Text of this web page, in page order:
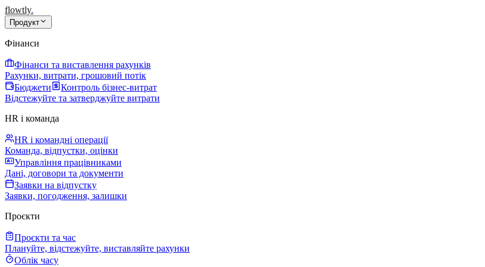
flowtly.
Продукт
Фінанси
Фінанси та виставлення рахунків
Рахунки, витрати, грошовий потік
Бюджети
Контроль бізнес-витрат
Відстежуйте та затверджуйте витрати
HR і команда
HR і командні операції
Команда, відпустки, оцінки
Управління працівниками
Дані, договори та документи
Заявки на відпустку
Заявки, погодження, залишки
Проєкти
Проєкти та час
Плануйте, відстежуйте, виставляйте рахунки
Облік часу